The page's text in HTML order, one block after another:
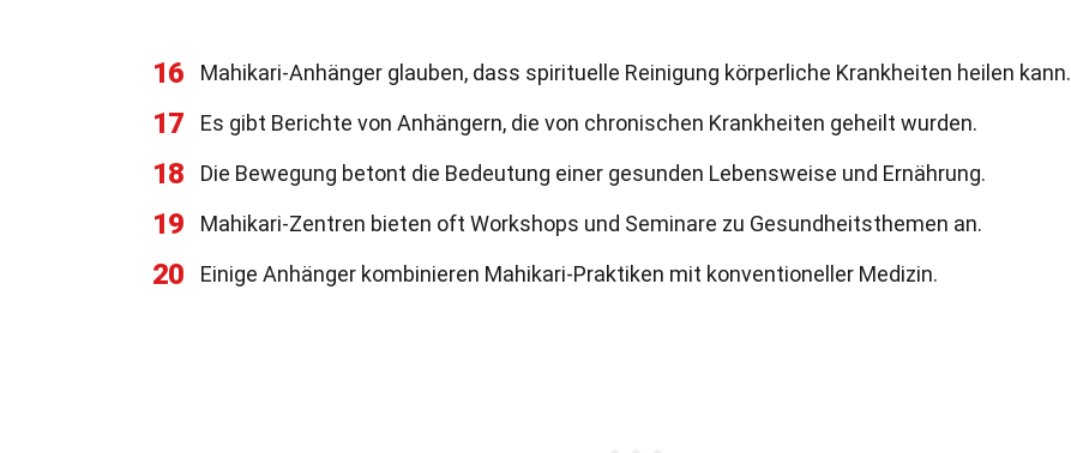
16 Mahikari-Anhänger glauben, dass spirituelle Reinigung körperliche Krankheiten heilen kann.
17 Es gibt Berichte von Anhängern, die von chronischen Krankheiten geheilt wurden.
18 Die Bewegung betont die Bedeutung einer gesunden Lebensweise und Ernährung.
19 Mahikari-Zentren bieten oft Workshops und Seminare zu Gesundheitsthemen an.
20 Einige Anhänger kombinieren Mahikari-Praktiken mit konventioneller Medizin.